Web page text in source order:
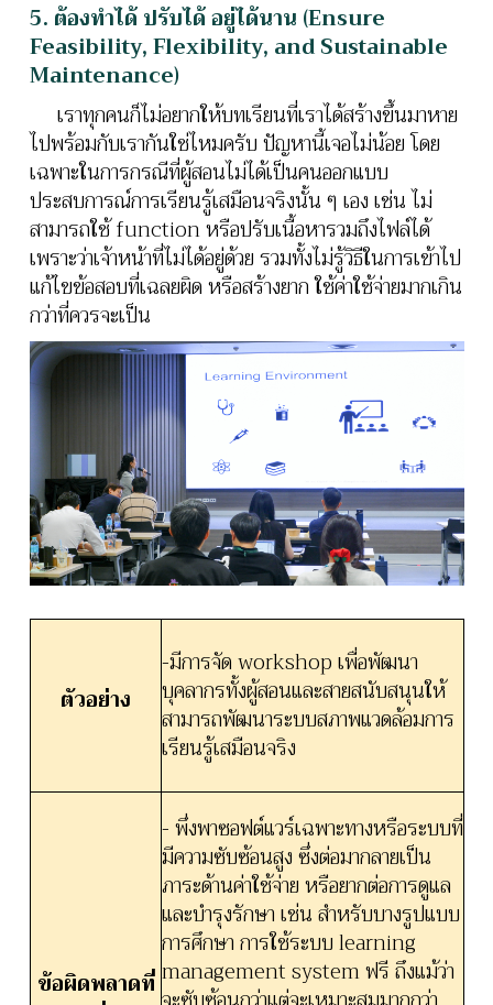
5. ต้องทำได้ ปรับได้ อยู่ได้นาน (Ensure
Feasibility, Flexibility, and Sustainable
Maintenance)
เราทุกคนก็ไม่อยากให้บทเรียนที่เราได้สร้างขึ้นมาหาย
ไปพร้อมกับเรากันใช่ไหมครับ ปัญหานี้เจอไม่น้อย โดย
เฉพาะในการกรณีที่ผู้สอนไม่ได้เป็นคนออกแบบ
ประสบการณ์การเรียนรู้เสมือนจริงนั้น ๆ เอง เช่น ไม่
สามารถใช้ function หรือปรับเนื้อหารวมถึงไฟล์ได้
เพราะว่าเจ้าหน้าที่ไม่ได้อยู่ด้วย รวมทั้งไม่รู้วิธีในการเข้าไป
แก้ไขข้อสอบที่เฉลยผิด หรือสร้างยาก ใช้ค่าใช้จ่ายมากเกิน
กว่าที่ควรจะเป็น
ตัวอย่าง
-มีการจัด workshop เพื่อพัฒนา
บุคลากรทั้งผู้สอนและสายสนับสนุนให้
สามารถพัฒนาระบบสภาพแวดล้อมการ
เรียนรู้เสมือนจริง
ข้อผิดพลาดที่
- พึ่งพาซอฟต์แวร์เฉพาะทางหรือระบบที่
มีความซับซ้อนสูง ซึ่งต่อมากลายเป็น
ภาระด้านค่าใช้จ่าย หรือยากต่อการดูแล
และบำรุงรักษา เช่น สำหรับบางรูปแบบ
การศึกษา การใช้ระบบ learning
management system ฟรี ถึงแม้ว่า